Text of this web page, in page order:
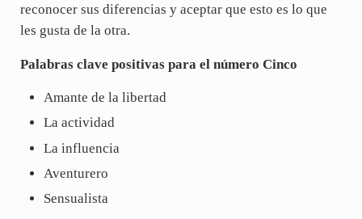
reconocer sus diferencias y aceptar que esto es lo que
les gusta de la otra.
Palabras clave positivas para el número Cinco
Amante de la libertad
La actividad
La influencia
Aventurero
Sensualista